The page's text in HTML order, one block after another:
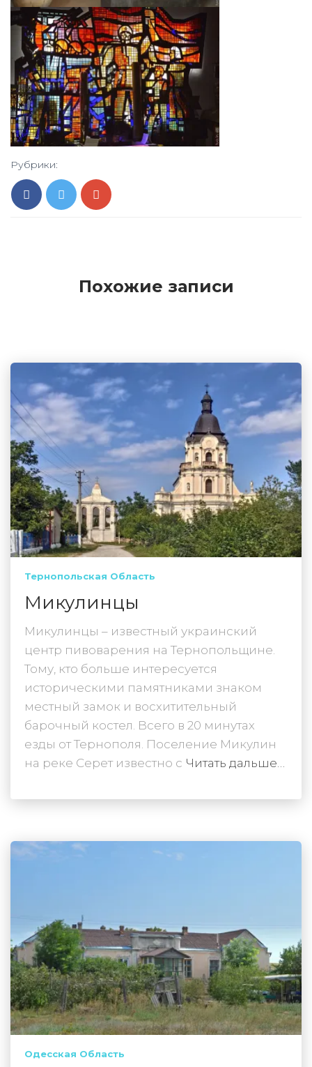
Рубрики:
Похожие записи
Тернопольская Область
Микулинцы
Микулинцы – известный украинский
центр пивоварения на Тернопольщине.
Тому, кто больше интересуется
историческими памятниками знаком
местный замок и восхитительный
барочный костел. Всего в 20 минутах
езды от Тернополя. Поселение Микулин
на реке Серет известно с Читать дальше…
Одесская Область